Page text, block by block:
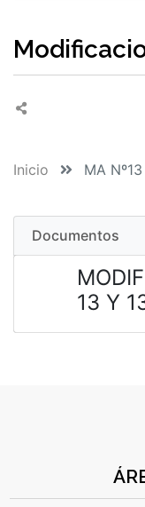
Inicio MA
Documentos
13 Y